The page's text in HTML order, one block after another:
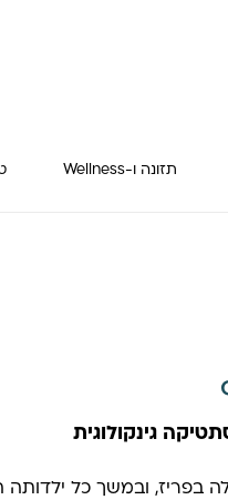
תזונה ו-Wellness
גינקולוגית
בפריז, ובמשך כל ילדותה